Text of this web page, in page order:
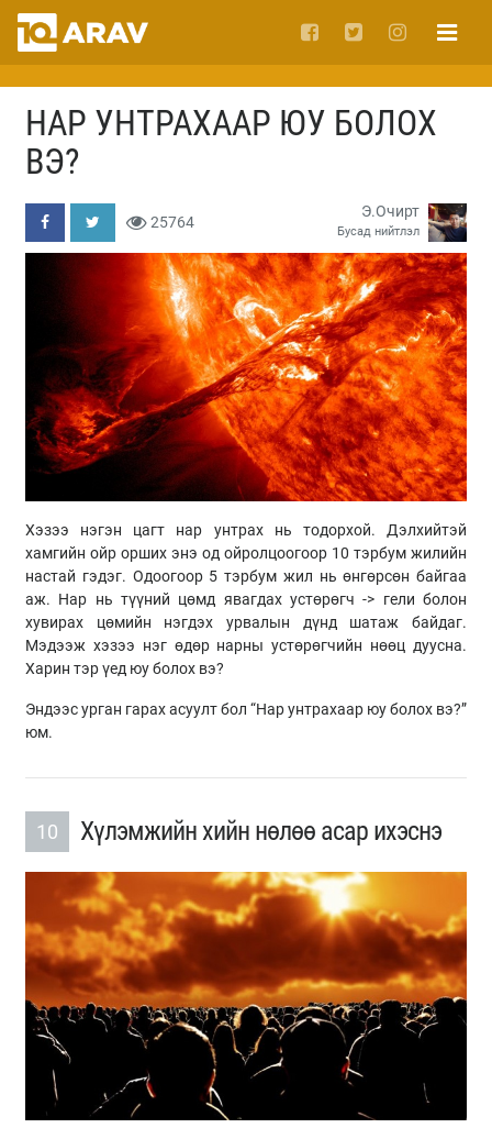
НАР УНТРАХААР ЮУ БОЛОХ
ВЭ?
25764
Э.Очирт
Бусад нийтлэл
Хэзээ нэгэн цагт нар унтрах нь тодорхой. Дэлхийтэй
хамгийн ойр орших энэ од ойролцоогоор 10 тэрбум жилийн
настай гэдэг. Одоогоор 5 тэрбум жил нь өнгөрсөн байгаа
аж. Нар нь түүний цөмд явагдах устөрөгч -> гели болон
хувирах цөмийн нэгдэх урвалын дүнд шатаж байдаг.
Мэдээж хэзээ нэг өдөр нарны устөрөгчийн нөөц дуусна.
Харин тэр үед юу болох вэ?
Эндээс урган гарах асуулт бол “Нар унтрахаар юу болох вэ?”
юм.
10 Хүлэмжийн хийн нөлөө асар ихэснэ